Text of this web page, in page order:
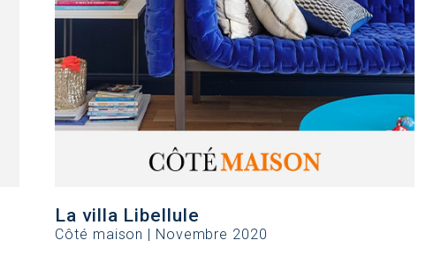
La villa Libellule
Côté maison | Novembre 2020